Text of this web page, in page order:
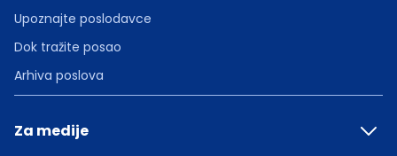
Upoznajte poslodavce
Dok tražite posao
Arhiva poslova
Za medije